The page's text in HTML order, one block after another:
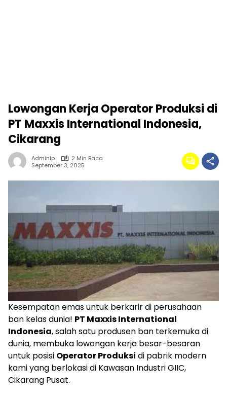
Lowongan Kerja Operator Produksi di
PT Maxxis International Indonesia,
Cikarang
Adminlp
2 Min Baca
September 3, 2025
Kesempatan emas untuk berkarir di perusahaan
ban kelas dunia! PT Maxxis International
Indonesia, salah satu produsen ban terkemuka di
dunia, membuka lowongan kerja besar-besaran
untuk posisi Operator Produksi di pabrik modern
kami yang berlokasi di Kawasan Industri GIIC,
Cikarang Pusat.